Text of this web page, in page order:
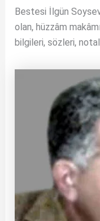
Bestesi İlgün
olan, hüzzâm
bilgileri, sözleri,